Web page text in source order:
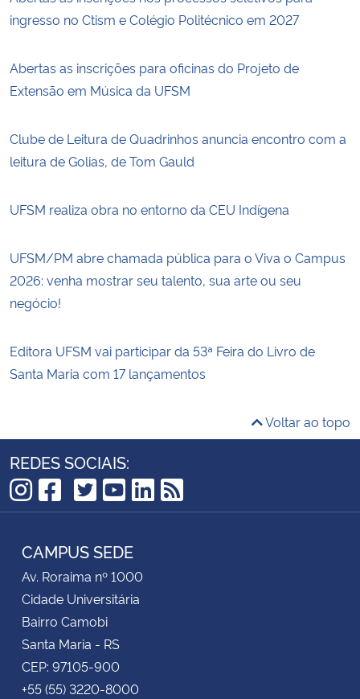
ingresso no Ctism e Colégio Politécnico em 2027
Abertas as inscrições para oficinas do Projeto de
Extensão em Música da UFSM
Clube de Leitura de Quadrinhos anuncia encontro com a
leitura de Golias, de Tom Gauld
UFSM realiza obra no entorno da CEU Indígena
UFSM/PM abre chamada pública para o Viva o Campus
2026: venha mostrar seu talento, sua arte ou seu
negócio!
Editora UFSM vai participar da 53ª Feira do Livro de
Santa Maria com 17 lançamentos
Voltar ao topo
REDES SOCIAIS:
Instagram
Facebook
TikTok
Twitter
YouTube
LinkedIn
RSS
CAMPUS SEDE
Av. Roraima nº 1000
Cidade Universitária
Bairro Camobi
Santa Maria - RS
CEP: 97105-900
+55 (55) 3220-8000